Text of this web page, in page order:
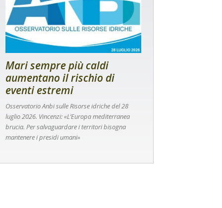
Mari sempre più caldi
aumentano il rischio di
eventi estremi
Osservatorio Anbi sulle Risorse idriche del 28
luglio 2026. Vincenzi: «L’Europa mediterranea
brucia. Per salvaguardare i territori bisogna
mantenere i presidi umani»